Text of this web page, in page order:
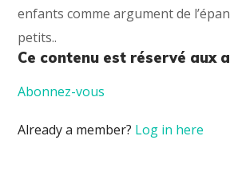
enfants comme argument de
petits..
Ce contenu est réservé aux
Abonnez-vous
Already a member? Log in here